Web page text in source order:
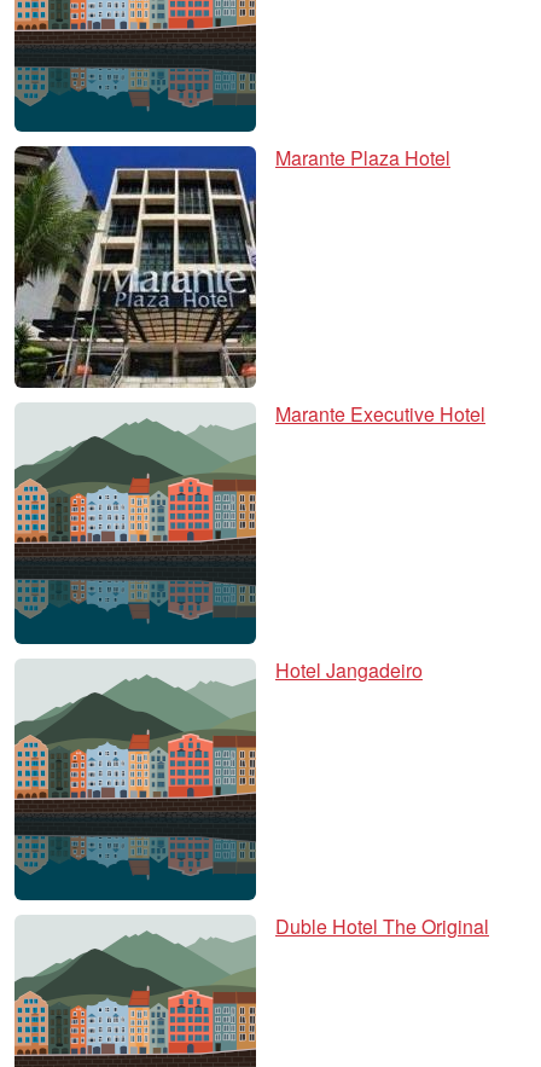
Marante Plaza Hotel
Marante Executive Hotel
Hotel Jangadeiro
Duble Hotel The Original